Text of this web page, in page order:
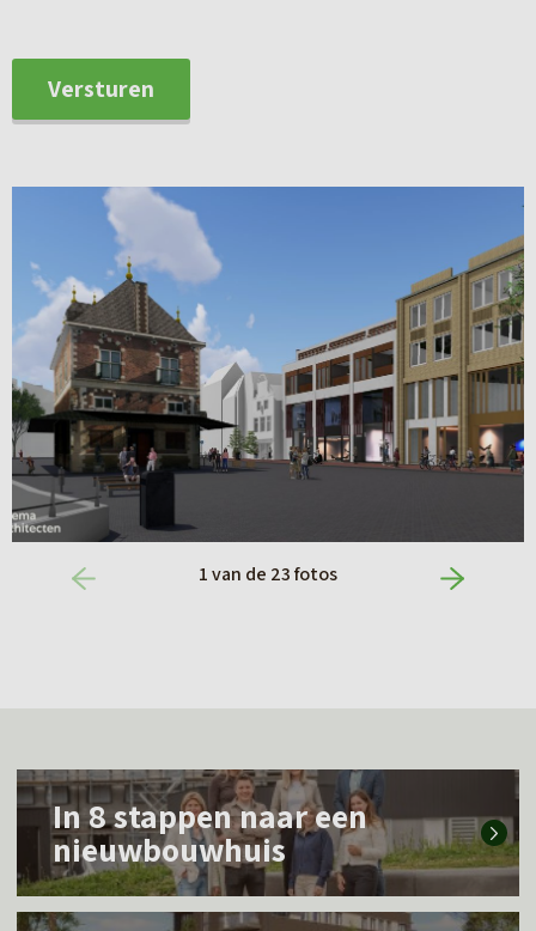
Versturen
1van de 23fotos
L
s
In 8 stappen naar een
nieuwbouwhuis